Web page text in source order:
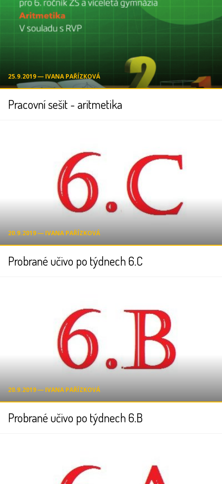
25.9.2019 ― IVANA PAŘÍZKOVÁ
Pracovní sešit - aritmetika
20.9.2019 ― IVANA PAŘÍZKOVÁ
Probrané učivo po týdnech 6.C
20.9.2019 ― IVANA PAŘÍZKOVÁ
Probrané učivo po týdnech 6.B